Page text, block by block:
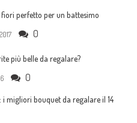
perfetto per un battesimo
0
più belle da regalare?
0
i migliori bouquet da regalare il 14